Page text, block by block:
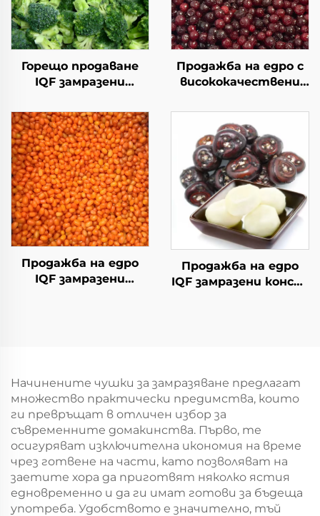
Горещо продаване
IQF замразени
замразено броколи с
добро цена
Продажба на едро с
висококачествени
IQF, премиум
замразени плодове за
продажба
Продажба на едро
IQF замразени
Продажба на едро
IQF замразени конски
Начинените чушки за замразяване предлагат
множество практически предимства, които
ги превръщат в отличен избор за
съвременните домакинства. Първо, те
осигуряват изключителна икономия на време
чрез готвене на части, като позволяват на
заетите хора да приготвят няколко ястия
едновременно и да ги имат готови за бъдеща
употреба. Удобството е значително, тъй